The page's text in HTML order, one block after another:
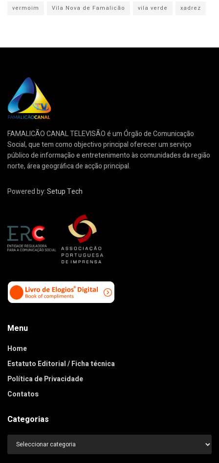
vermoim
Vila Nova de Famalicão vila verde xadrez
FAMALICÃO CANAL TELEVISÃO é um Órgão de Comunicação
Social, que tem como objectivo principal oferecer um serviço
público de informação e entretenimento às comunidades da região
norte, área geográfica de acção principal.
Powered by:Setup Tech
Menu
Home
Estatuto Editorial / Ficha técnica
Política de Privacidade
Contatos
Categorias
Categorias